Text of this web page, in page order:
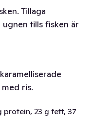
Tillaga
tills fisken är
ris.
protein, 23 g fett, 37